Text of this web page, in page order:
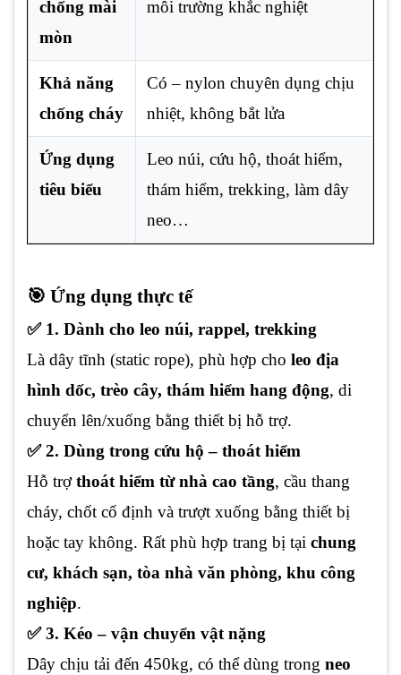
chống mài
mòn
môi trường khắc nghiệt
Khả năng
chống cháy
Có – nylon chuyên dụng chịu
nhiệt, không bắt lửa
Ứng dụng
tiêu biểu
Leo núi, cứu hộ, thoát hiểm,
thám hiểm, trekking, làm dây
neo…
🎯 Ứng dụng thực tế
✅ 1. Dành cho leo núi, rappel, trekking
Là dây tĩnh (static rope), phù hợp cho leo địa
hình dốc, trèo cây, thám hiểm hang động, di
chuyển lên/xuống bằng thiết bị hỗ trợ.
✅ 2. Dùng trong cứu hộ – thoát hiểm
Hỗ trợthoát hiểm từ nhà cao tầng, cầu thang
cháy, chốt cố định và trượt xuống bằng thiết bị
hoặc tay không. Rất phù hợp trang bị tại chung
cư, khách sạn, tòa nhà văn phòng, khu công
nghiệp.
✅ 3. Kéo – vận chuyển vật nặng
Dây chịu tải đến 450kg, có thể dùng trong neo